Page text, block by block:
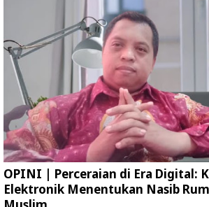
OPINI | Perceraian di Era Digital:
Elektronik Menentukan Nasib